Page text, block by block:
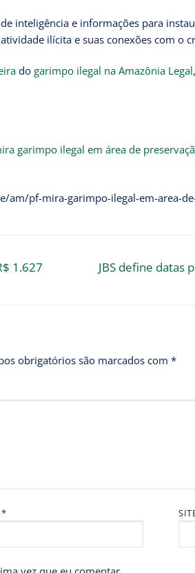
inteligência e informações para
ilícita e suas conexões com o
do garimpo ilegal na Amazônia Legal
garimpo ilegal em área de
pf-mira-garimpo-ilegal-em-area-
1.627
JBS define datas
obrigatórios são marcados com *
*